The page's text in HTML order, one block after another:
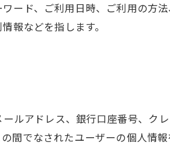
ド、ご利用日時、ご利用の方法
報などを指します。
ルアドレス、銀行口座番号、ク
間でなされたユーザーの個人情